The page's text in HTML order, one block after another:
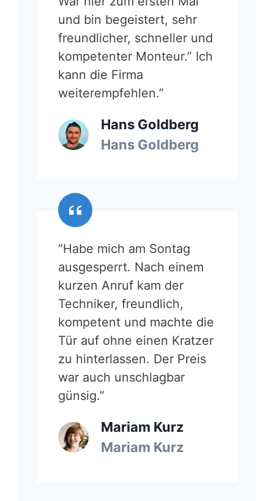
und bin begeistert, sehr
freundlicher, schneller und
kompetenter Monteur.” Ich
kann die Firma
weiterempfehlen.”
Hans Goldberg
Hans Goldberg
“Habe mich am Sontag
ausgesperrt. Nach einem
kurzen Anruf kam der
Techniker, freundlich,
kompetent und machte die
Tür auf ohne einen Kratzer
zu hinterlassen. Der Preis
war auch unschlagbar
günsig.”
Mariam Kurz
Mariam Kurz